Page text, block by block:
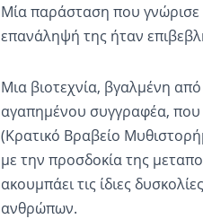
Μία παράσταση που γνώρισε
επανάληψή της ήταν
Μια βιοτεχνία, βγαλμένη
αγαπημένου συγγραφέα, που
(Κρατικό Βραβείο
με την προσδοκία της
ακουμπάει τις ίδιες
ανθρώπων.